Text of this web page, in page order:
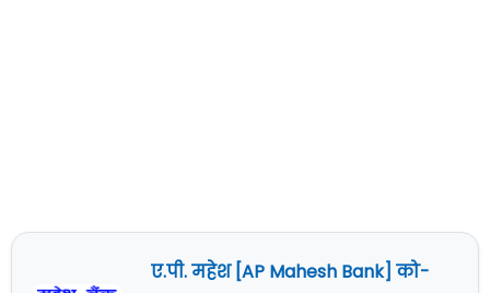
ए.पी. महेश [AP Mahesh Bank] को-